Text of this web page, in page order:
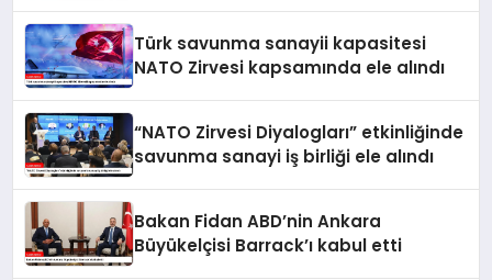
Türk savunma sanayii kapasitesi
NATO Zirvesi kapsamında ele alındı
“NATO Zirvesi Diyalogları” etkinliğinde
savunma sanayi iş birliği ele alındı
Bakan Fidan ABD’nin Ankara
Büyükelçisi Barrack’ı kabul etti